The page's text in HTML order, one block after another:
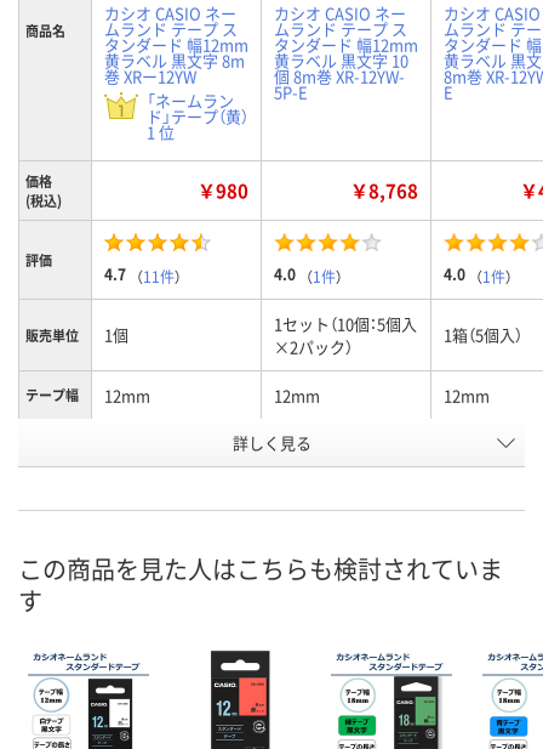
商品名
カシオ CASIO ネー
ムランド テープ ス
タンダード 幅12mm
黄ラベル 黒文字 8m
巻 XRー12YW
「ネームラン
ド」テープ（黄）
1 位
カシオ CASIO ネー
ムランド テープ ス
タンダード 幅12mm
黄ラベル 黒文字 10
個 8m巻 XR-12YW-
5P-E
カシオ
ムランド テ
タンダード
黄ラベル 黒
8m巻 XR-
E
価格
(税込)
￥980 ￥8,768
評価
4.7 （11件） 4.0 （1件） 4.0 （1件）
販売単位 1個
1セット（10個：5個入
×2パック）
1箱（5個入）
テープ幅 12mm 12mm 12mm
黄色テープ 黒文字 黄色テープ
号
お届け日
数量
カゴへ カゴへ カ
詳しく見る
この商品を見た人はこちらも検討されていま
す